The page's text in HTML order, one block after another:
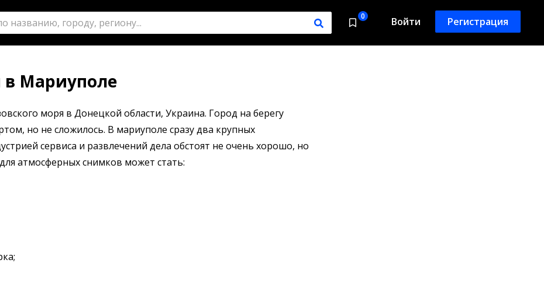
0 Войти Регистрация
в Мариуполе
моря в Донецкой области, Украина. Город на берегу
но не сложилось. В мариуполе сразу два крупных
сервиса и развлечений дела обстоят не очень хорошо, но
атмосферных снимков может стать: